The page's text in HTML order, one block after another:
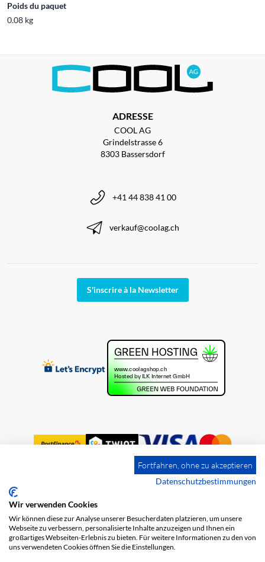
Poids du paquet
0.08 kg
ADRESSE
COOL AG
Grindelstrasse 6
8303 Bassersdorf
+41 44 838 41 00
verkauf@coolag.ch
S'inscrire à la Newsletter
Impression
Protection des données
Fortfahren, ohne zu akzeptieren
Datenschutzbestimmungen
Wir verwenden Cookies
Wir können diese zur Analyse unserer Besucherdaten platzieren, um unsere
Webseite zu verbessern, personalisierte Inhalte anzuzeigen und Ihnen ein
großartiges Webseiten-Erlebnis zu bieten. Für weitere Informationen zu den von
uns verwendeten Cookies öffnen Sie die Einstellungen.